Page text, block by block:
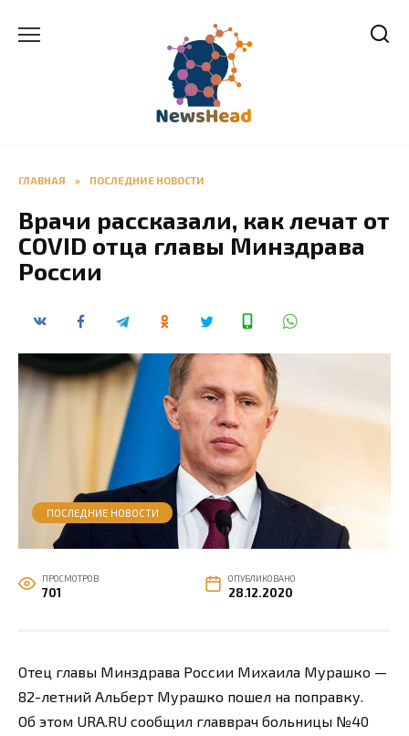
ГЛАВНАЯ » ПОСЛЕДНИЕ НОВОСТИ
Врачи рассказали, как лечат от
COVID отца главы Минздрава
России
ПОСЛЕДНИЕ НОВОСТИ
ПРОСМОТРОВ
701
ОПУБЛИКОВАНО
28.12.2020
Отец главы Минздрава России Михаила Мурашко —
82-летний Альберт Мурашко пошел на поправку.
Об этом URA.RU сообщил главврач больницы №40